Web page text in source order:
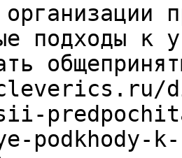
подходы к